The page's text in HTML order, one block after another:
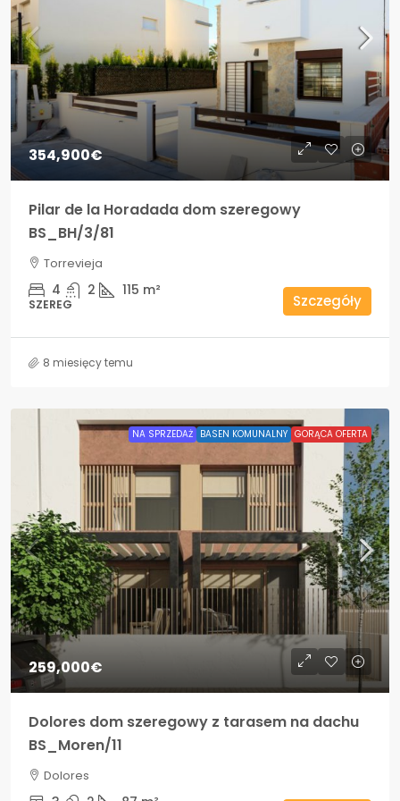
354,900€
Pilar de la Horadada dom szeregowy
BS_BH/3/81
Torrevieja
4 2 115 m²
SZEREG Szczegóły
8 miesięcy temu
NA SPRZEDAŻ BASEN KOMUNALNY GORĄCA OFERTA
259,000€
Dolores dom szeregowy z tarasem na dachu
BS_Moren/11
Dolores